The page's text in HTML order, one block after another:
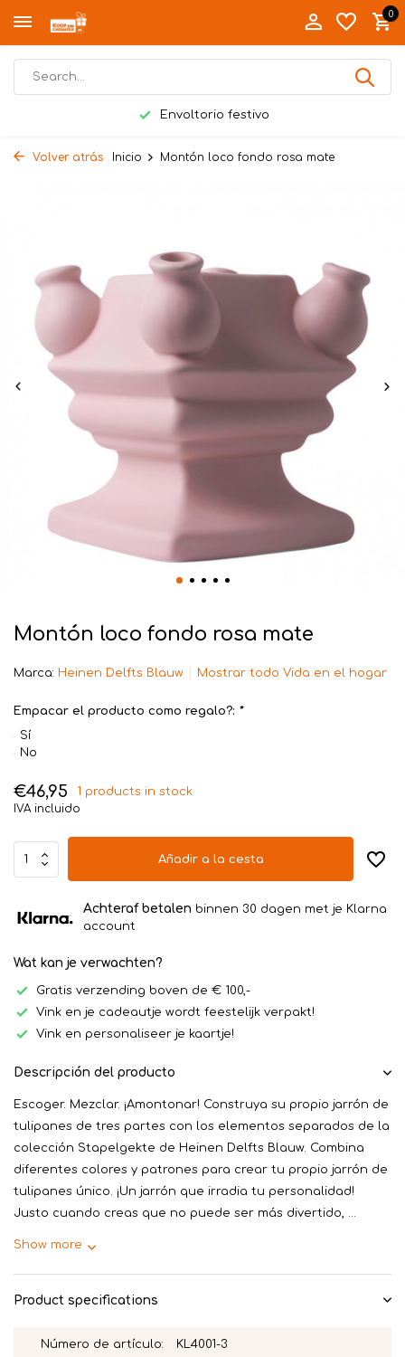
0
Envoltorio festivo
Volver atrás Inicio Montón loco fondo rosa mate
Montón loco fondo rosa mate
Marca: Heinen Delfts Blauw Mostrar todo Vida en el hogar
Empacar el producto como regalo?: *
Sí
No
€46,95
1 products in stock
IVA incluido
Añadir a la cesta
Achteraf betalen binnen 30 dagen met je Klarna
account
Wat kan je verwachten?
Gratis verzending boven de € 100,-
Vink en je cadeautje wordt feestelijk verpakt!
Vink en personaliseer je kaartje!
Descripción del producto
Escoger. Mezclar. ¡Amontonar! Construya su propio jarrón de
tulipanes de tres partes con los elementos separados de la
colección Stapelgekte de Heinen Delfts Blauw. Combina
diferentes colores y patrones para crear tu propio jarrón de
tulipanes único. ¡Un jarrón que irradia tu personalidad!
Justo cuando creas que no puede ser más divertido, ...
Show more
Product specifications
Número de artículo: KL4001-3